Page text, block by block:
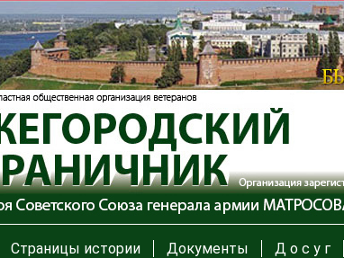
Страницы истории Документы Д о с у г